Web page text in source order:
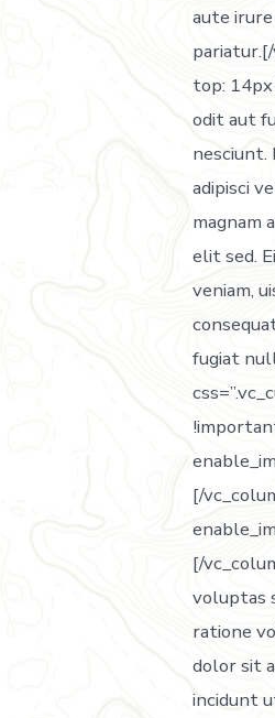
aute
top:
odit aut
nesciunt.
adipisci
magnam
elit sed.
veniam,
fugiat
[/
[/
voluptas
ratione
dolor sit
incidunt